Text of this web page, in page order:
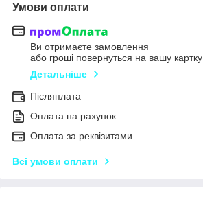
Умови оплати
Ви отримаєте замовлення
або гроші повернуться на вашу картку
Детальніше
Післяплата
Оплата на рахунок
Оплата за реквізитами
Всі умови оплати